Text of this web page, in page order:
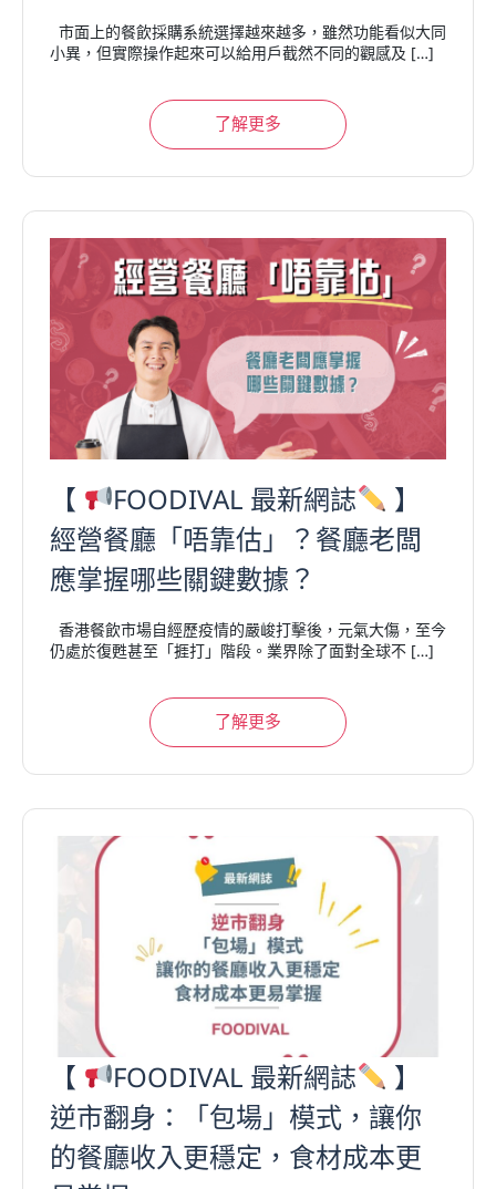
市面上的餐飲採購系統選擇越來越多，雖然功能看似大同
小異，但實際操作起來可以給用戶截然不同的觀感及 […]
了解更多
【 FOODIVAL 最新網誌
】
經營餐廳「唔靠估」？餐廳老闆
應掌握哪些關鍵數據？
香港餐飲市場自經歷疫情的嚴峻打擊後，元氣大傷，至今
仍處於復甦甚至「捱打」階段。業界除了面對全球不 […]
了解更多
【 FOODIVAL 最新網誌
】
逆市翻身：「包場」模式，讓你
的餐廳收入更穩定，食材成本更